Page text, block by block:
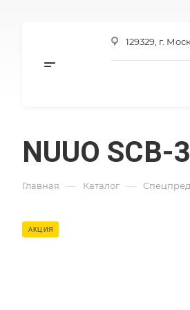
129329, г.
NUUO
Главная — Каталог —
АКЦИЯ